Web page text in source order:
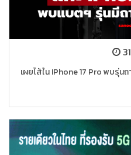
เผยไส้ใน IPhone 17 Pro พบรุ่น